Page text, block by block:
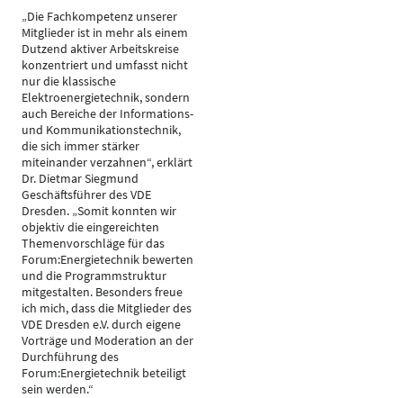
„Die Fachkompetenz unserer
Mitglieder ist in mehr als einem
Dutzend aktiver Arbeitskreise
konzentriert und umfasst nicht
nur die klassische
Elektroenergietechnik, sondern
auch Bereiche der Informations-
und Kommunikationstechnik,
die sich immer stärker
miteinander verzahnen“, erklärt
Dr. Dietmar Siegmund
Geschäftsführer des VDE
Dresden. „Somit konnten wir
objektiv die eingereichten
Themenvorschläge für das
Forum:Energietechnik bewerten
und die Programmstruktur
mitgestalten. Besonders freue
ich mich, dass die Mitglieder des
VDE Dresden e.V. durch eigene
Vorträge und Moderation an der
Durchführung des
Forum:Energietechnik beteiligt
sein werden.“